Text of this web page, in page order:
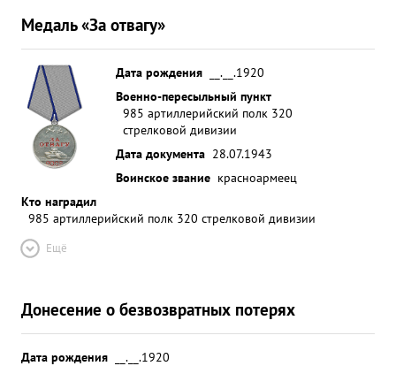
Медаль «За отвагу»
Дата рождения
__.__.1920
Военно-пересыльный пункт
985 артиллерийский полк 320
стрелковой дивизии
Дата документа 28.07.1943
Воинское звание красноармеец
Кто наградил
985 артиллерийский полк 320 стрелковой дивизии
Ещё
Донесение о безвозвратных потерях
Дата рождения
__.__.1920